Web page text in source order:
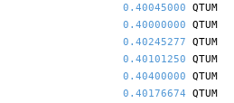
0.40045000 QTUM
0.40000000 QTUM
0.40245277 QTUM
0.40101250 QTUM
0.40400000 QTUM
0.40176674 QTUM